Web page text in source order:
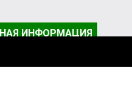
ИНФОРМАЦИЯ